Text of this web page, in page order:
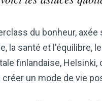
du bonheur,
la santé et l'équilibre,
finlandaise,
un mode de vie